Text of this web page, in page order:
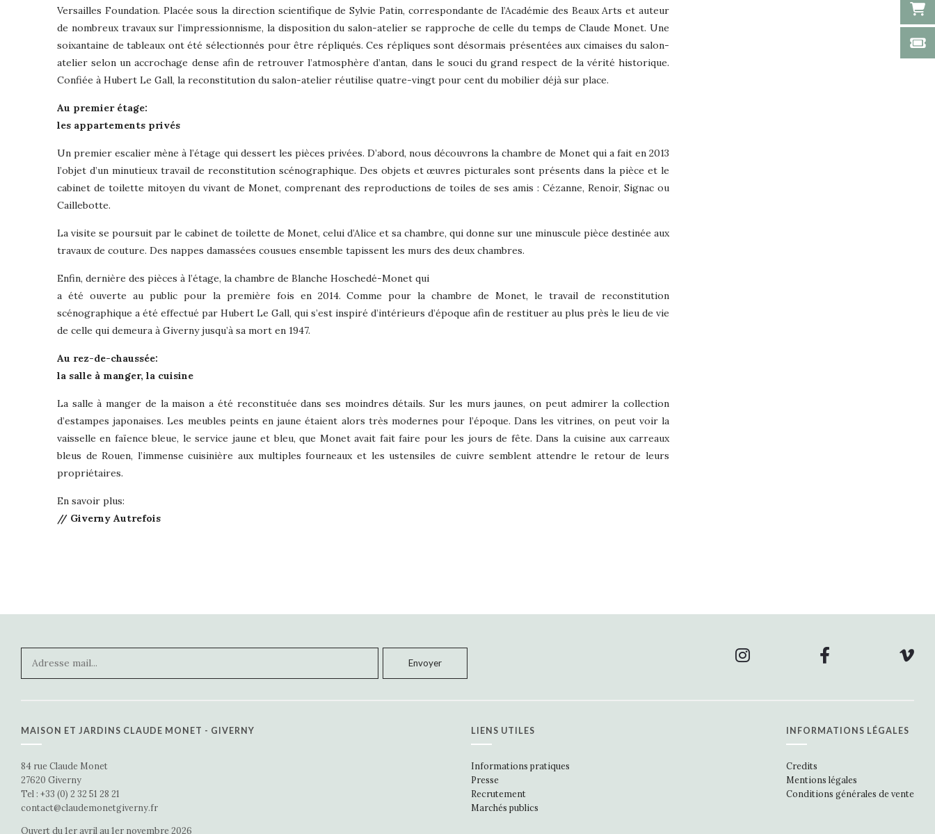
Versailles Foundation. Placée sous la direction scientifique de Sylvie Patin, correspondante de l’Académie des Beaux Arts et auteur
de nombreux travaux sur l’impressionnisme, la disposition du salon-atelier se rapproche de celle du temps de Claude Monet. Une
soixantaine de tableaux ont été sélectionnés pour être répliqués. Ces répliques sont désormais présentées aux cimaises du salon-
atelier selon un accrochage dense afin de retrouver l’atmosphère d’antan, dans le souci du grand respect de la vérité historique.
Confiée à Hubert Le Gall, la reconstitution du salon-atelier réutilise quatre-vingt pour cent du mobilier déjà sur place.
Au premier étage:
les appartements privés
Un premier escalier mène à l’étage qui dessert les pièces privées. D’abord, nous découvrons la chambre de Monet qui a fait en 2013
l’objet d’un minutieux travail de reconstitution scénographique. Des objets et œuvres picturales sont présents dans la pièce et le
cabinet de toilette mitoyen du vivant de Monet, comprenant des reproductions de toiles de ses amis : Cézanne, Renoir, Signac ou
Caillebotte.
La visite se poursuit par le cabinet de toilette de Monet, celui d’Alice et sa chambre, qui donne sur une minuscule pièce destinée aux
travaux de couture. Des nappes damassées cousues ensemble tapissent les murs des deux chambres.
Enfin, dernière des pièces à l’étage, la chambre de Blanche Hoschedé-Monet qui
a été ouverte au public pour la première fois en 2014. Comme pour la chambre de Monet, le travail de reconstitution
scénographique a été effectué par Hubert Le Gall, qui s’est inspiré d’intérieurs d’époque afin de restituer au plus près le lieu de vie
de celle qui demeura à Giverny jusqu’à sa mort en 1947.
Au rez-de-chaussée:
la salle à manger, la cuisine
La salle à manger de la maison a été reconstituée dans ses moindres détails. Sur les murs jaunes, on peut admirer la collection
d’estampes japonaises. Les meubles peints en jaune étaient alors très modernes pour l’époque. Dans les vitrines, on peut voir la
vaisselle en faïence bleue, le service jaune et bleu, que Monet avait fait faire pour les jours de fête. Dans la cuisine aux carreaux
bleus de Rouen, l’immense cuisinière aux multiples fourneaux et les ustensiles de cuivre semblent attendre le retour de leurs
propriétaires.
En savoir plus:
// Giverny Autrefois
MAISON ET JARDINS CLAUDE MONET - GIVERNY
84 rue Claude Monet
27620 Giverny
Tel : +33 (0) 2 32 51 28 21
contact@claudemonetgiverny.fr
Ouvert du 1er avril au 1er novembre 2026
LIENS UTILES
Informations pratiques
Presse
Recrutement
Marchés publics
INFORMATIONS LÉGALES
Credits
Mentions légales
Conditions générales de vente